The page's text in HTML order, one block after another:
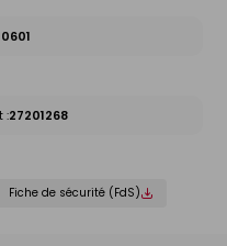
:27201268
Fiche de sécurité (FdS)